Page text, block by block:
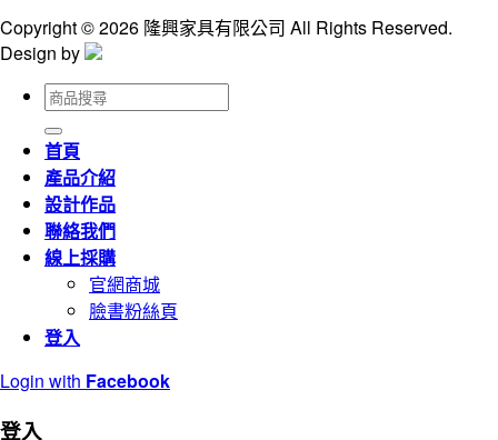
Copyright © 2026 隆興家具有限公司 All Rights Reserved.
Design by
搜
尋
關
鍵
字:
首頁
產品介紹
設計作品
聯絡我們
線上採購
官網商城
臉書粉絲頁
登入
Login with Facebook
登入